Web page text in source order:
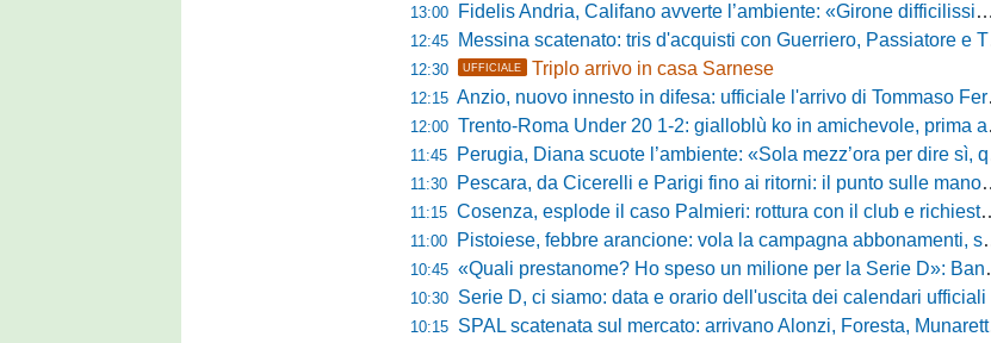
13:00 Fidelis Andria, Califano avverte l’ambiente: «Girone difficilissimo, affascinante e bellissimo: non prometto risultati»
12:45 Messina scatenato: tris d'acquisti con Guerriero, Passiatore e Theodore
12:30 UFFICIALE Triplo arrivo in casa Sarnese
12:15 Anzio, nuovo innesto in difesa: ufficiale l'arrivo di Tommaso Ferraro
12:00 Trento-Roma Under 20 1-2: gialloblù ko in amichevole, prima apparizione per Caia
11:45 Perugia, Diana scuote l’ambiente: «Sola mezz’ora per dire sì, qui per costruire una squadra da livello»
11:30 Pescara, da Cicerelli e Parigi fino ai ritorni: il punto sulle manovre del Delfino
11:15 Cosenza, esplode il caso Palmieri: rottura con il club e richiesta di cessione
11:00 Pistoiese, febbre arancione: vola la campagna abbonamenti, superata quota 750 tessere
10:45 «Quali prestanome? Ho speso un milione per la Serie D»: Bandecchi rompe il silenzio sul futuro della Ternana
10:30 Serie D, ci siamo: data e orario dell'uscita dei calendari ufficiali
10:15 SPAL scatenata sul mercato: arrivano Alonzi, Foresta, Munaretto e Tobia